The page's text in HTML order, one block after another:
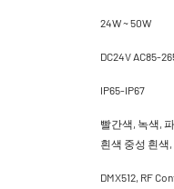
24W ~ 50W
DC24V AC85-
IP65-IP67
빨간색, 녹색,
흰색 중성 흰색
DMX512, RF